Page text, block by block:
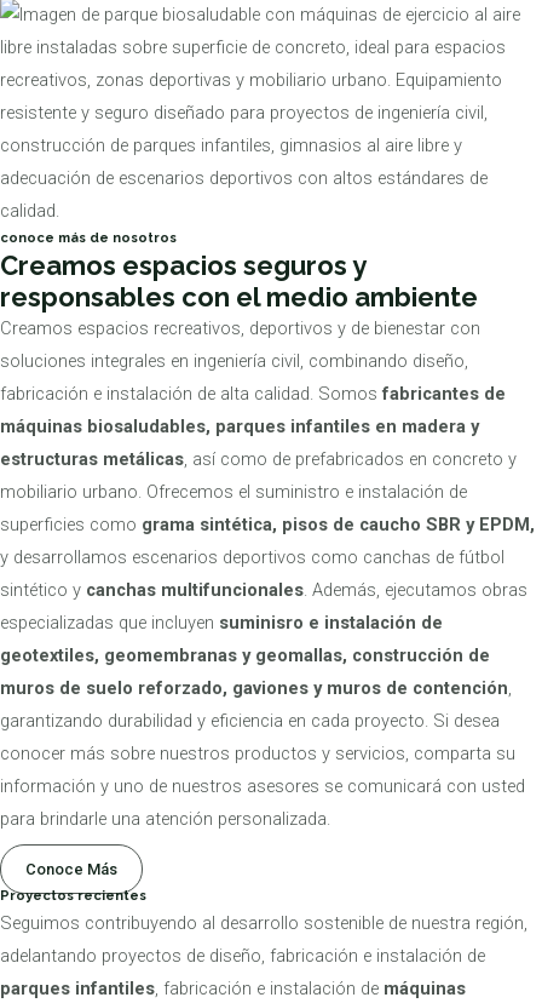
conoce más de nosotros
Creamos espacios seguros y
responsables con el medio ambiente
Creamos espacios recreativos, deportivos y de bienestar con
soluciones integrales en ingeniería civil, combinando diseño,
fabricación e instalación de alta calidad. Somosfabricantes de
máquinas biosaludables, parques infantiles en madera y
estructuras metálicas , así como de prefabricados en concreto y
mobiliario urbano. Ofrecemos el suministro e instalación de
superficies como grama sintética, pisos de caucho SBR y EPDM,
y desarrollamos escenarios deportivos como canchas de fútbol
sintético y canchas multifuncionales . Además, ejecutamos obras
especializadas que incluyen suminisro e instalación de
geotextiles, geomembranas y geomallas, construcción de
muros de suelo reforzado, gaviones y muros de contención
garantizando durabilidad y eficiencia en cada proyecto. Si desea
conocer más sobre nuestros productos y servicios, comparta su
información y uno de nuestros asesores se comunicará con usted
para brindarle una atención personalizada.
Conoce Más
Proyectos recientes
Seguimos contribuyendo al desarrollo sostenible de nuestra región,
adelantando proyectos de diseño, fabricación e instalación de
parques infantiles, fabricación e instalación de máquinas